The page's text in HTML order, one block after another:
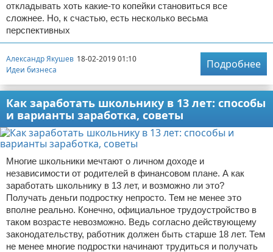
откладывать хоть какие-то копейки становиться все
сложнее. Но, к счастью, есть несколько весьма
перспективных
Александр Якушев 18-02-2019 01:10
Идеи бизнеса
Подробнее
Как заработать школьнику в 13 лет: способы
и варианты заработка, советы
Многие школьники мечтают о личном доходе и
независимости от родителей в финансовом плане. А как
заработать школьнику в 13 лет, и возможно ли это?
Получать деньги подростку непросто. Тем не менее это
вполне реально. Конечно, официальное трудоустройство в
таком возрасте невозможно. Ведь согласно действующему
законодательству, работник должен быть старше 18 лет. Тем
не менее многие подростки начинают трудиться и получать